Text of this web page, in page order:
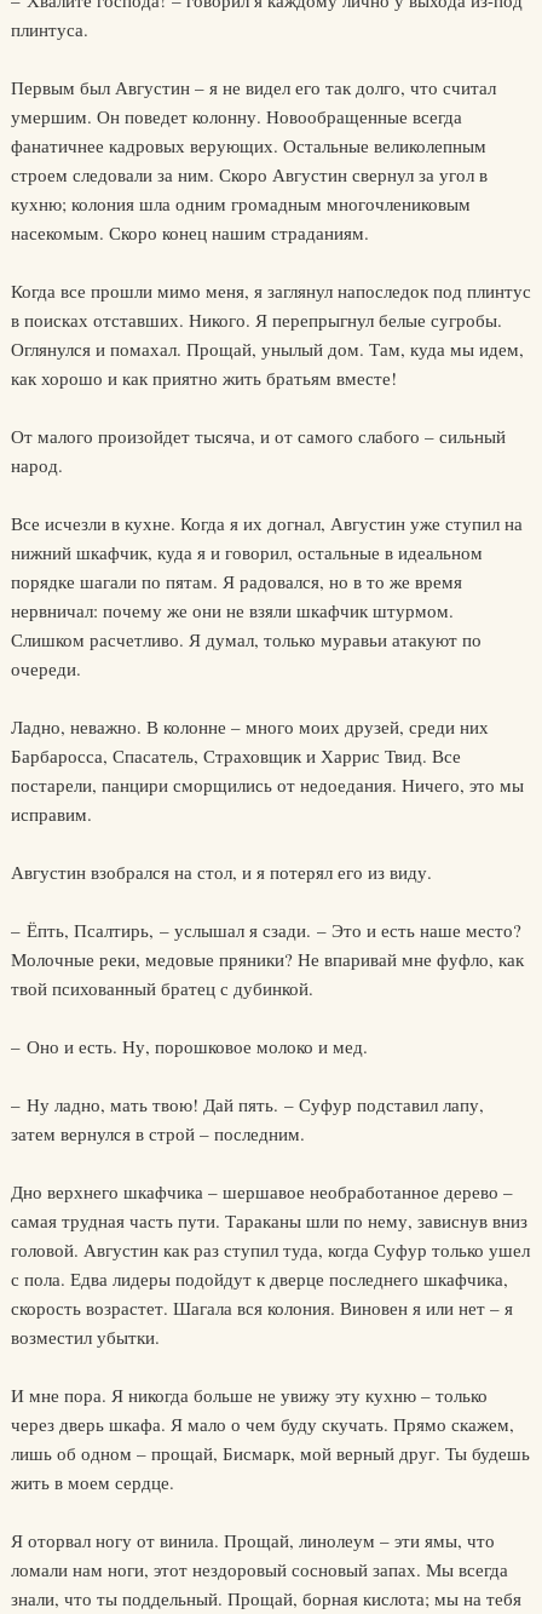
плинтуса.
Первым был Августин – я не видел его так долго, что считал
умершим. Он поведет колонну. Новообращенные всегда
фанатичнее кадровых верующих. Остальные великолепным
строем следовали за ним. Скоро Августин свернул за угол в
кухню; колония шла одним громадным многочлениковым
насекомым. Скоро конец нашим страданиям.
Когда все прошли мимо меня, я заглянул напоследок под плинтус
в поисках отставших. Никого. Я перепрыгнул белые сугробы.
Оглянулся и помахал. Прощай, унылый дом. Там, куда мы идем,
как хорошо и как приятно жить братьям вместе!
От малого произойдет тысяча, и от самого слабого – сильный
народ.
Все исчезли в кухне. Когда я их догнал, Августин уже ступил на
нижний шкафчик, куда я и говорил, остальные в идеальном
порядке шагали по пятам. Я радовался, но в то же время
нервничал: почему же они не взяли шкафчик штурмом.
Слишком расчетливо. Я думал, только муравьи атакуют по
очереди.
Ладно, неважно. В колонне – много моих друзей, среди них
Барбаросса, Спасатель, Страховщик и Харрис Твид. Все
постарели, панцири сморщились от недоедания. Ничего, это мы
исправим.
Августин взобрался на стол, и я потерял его из виду.
– Ёпть, Псалтирь, – услышал я сзади. – Это и есть наше место?
Молочные реки, медовые пряники? Не впаривай мне фуфло, как
твой психованный братец с дубинкой.
– Оно и есть. Ну, порошковое молоко и мед.
– Ну ладно, мать твою! Дай пять. – Суфур подставил лапу,
затем вернулся в строй – последним.
Дно верхнего шкафчика – шершавое необработанное дерево –
самая трудная часть пути. Тараканы шли по нему, зависнув вниз
головой. Августин как раз ступил туда, когда Суфур только ушел
с пола. Едва лидеры подойдут к дверце последнего шкафчика,
скорость возрастет. Шагала вся колония. Виновен я или нет – я
возместил убытки.
И мне пора. Я никогда больше не увижу эту кухню – только
через дверь шкафа. Я мало о чем буду скучать. Прямо скажем,
лишь об одном – прощай, Бисмарк, мой верный друг. Ты будешь
жить в моем сердце.
Я оторвал ногу от винила. Прощай, линолеум – эти ямы, что
ломали нам ноги, этот нездоровый сосновый запах. Мы всегда
знали, что ты поддельный. Прощай, борная кислота; мы на тебя